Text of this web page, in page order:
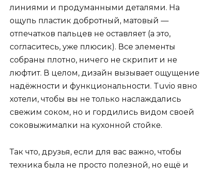
линиями и продуманными деталями. На
ощупь пластик добротный, матовый —
отпечатков пальцев не оставляет (а это,
согласитесь, уже плюсик). Все элементы
собраны плотно, ничего не скрипит и не
люфтит. В целом, дизайн вызывает ощущение
надёжности и функциональности. Tuvio явно
хотели, чтобы вы не только наслаждались
свежим соком, но и гордились видом своей
соковыжималки на кухонной стойке.
Так что, друзья, если для вас важно, чтобы
техника была не просто полезной, но ещё и